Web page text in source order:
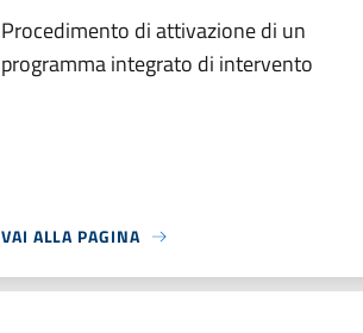
Procedimento di attivazione di un
programma integrato di intervento
VAI ALLA PAGINA